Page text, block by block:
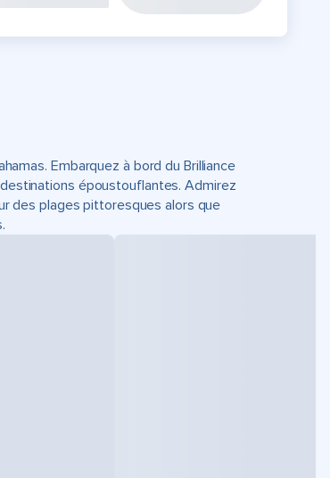
Embarquez à bord du Brilliance
époustouflantes. Admirez
des plages pittoresques alors que